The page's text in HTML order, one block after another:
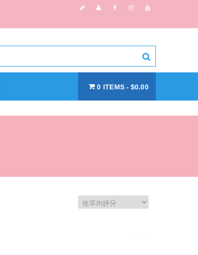
0 ITEMS $0.00